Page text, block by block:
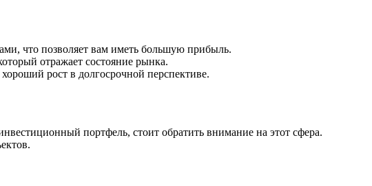
что позволяет вам иметь большую прибыль.
отражает состояние рынка.
рост в долгосрочной перспективе.
портфель, стоит обратить внимание на этот сфера.